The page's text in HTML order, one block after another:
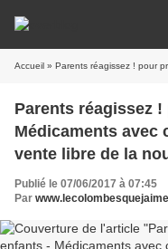
Accueil » Parents réagissez ! pour protéger nos
Parents réagissez ! pour protéger nos enfants -
Médicaments avec
vente libre de la
Publié le 07/06/2017 à 07:45
Par